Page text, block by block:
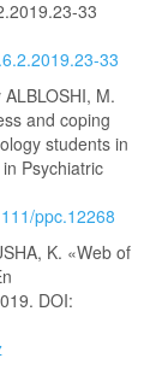
33
33
M.
and coping
students in
Psychiatric
ppc.12268
K. «Web of
DOI: